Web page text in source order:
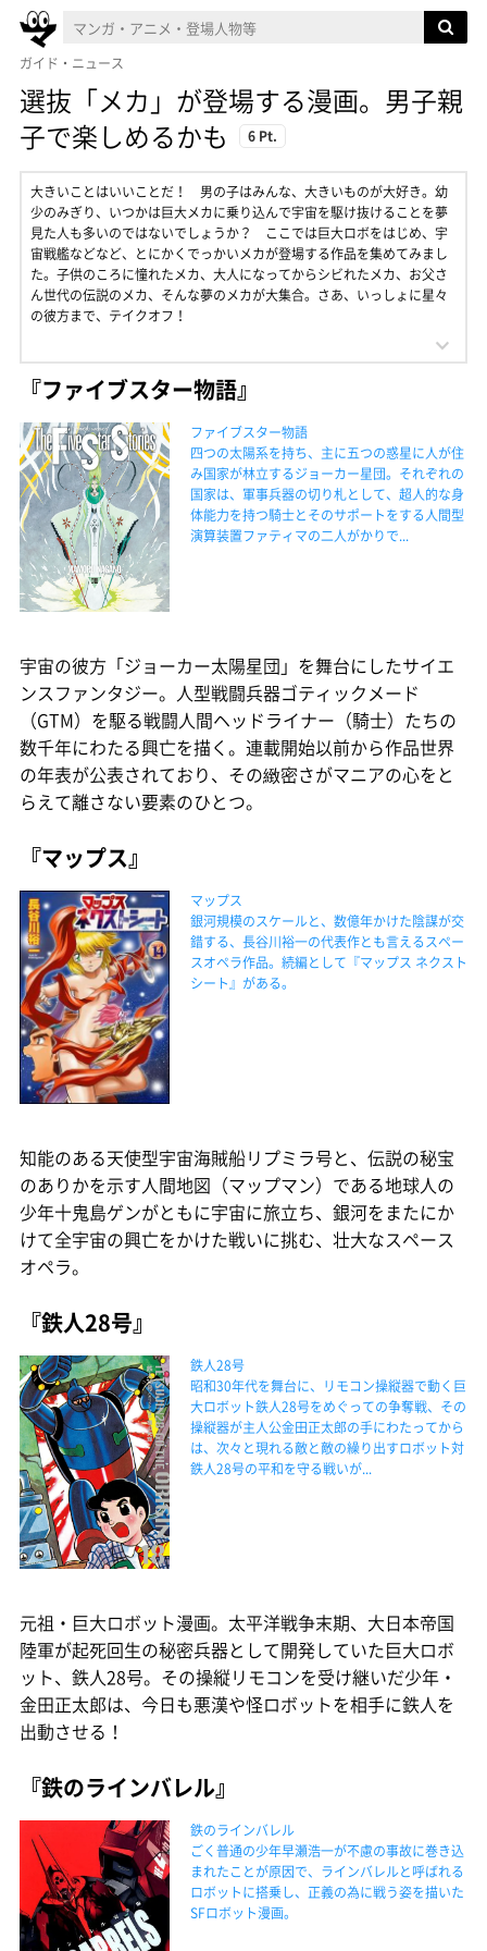
ガイド・ニュース
選抜「メカ」が登場する漫画。男子親
子で楽しめるかも
6 Pt.
大きいことはいいことだ！ 男の子はみんな、大きいものが大好き。幼
少のみぎり、いつかは巨大メカに乗り込んで宇宙を駆け抜けることを夢
見た人も多いのではないでしょうか？ ここでは巨大ロボをはじめ、宇
宙戦艦などなど、とにかくでっかいメカが登場する作品を集めてみまし
た。子供のころに憧れたメカ、大人になってからシビれたメカ、お父さ
ん世代の伝説のメカ、そんな夢のメカが大集合。さあ、いっしょに星々
の彼方まで、テイクオフ！
『ファイブスター物語』
ファイブスター物語
四つの太陽系を持ち、主に五つの惑星に人が住
み国家が林立するジョーカー星団。それぞれの
国家は、軍事兵器の切り札として、超人的な身
体能力を持つ騎士とそのサポートをする人間型
演算装置ファティマの二人がかりで...
宇宙の彼方「ジョーカー太陽星団」を舞台にしたサイエ
ンスファンタジー。人型戦闘兵器ゴティックメード
（GTM）を駆る戦闘人間ヘッドライナー（騎士）たちの
数千年にわたる興亡を描く。連載開始以前から作品世界
の年表が公表されており、その緻密さがマニアの心をと
らえて離さない要素のひとつ。
『マップス』
マップス
銀河規模のスケールと、数億年かけた陰謀が交
錯する、長谷川裕一の代表作とも言えるスペー
スオペラ作品。続編として『マップス ネクスト
シート』がある。
知能のある天使型宇宙海賊船リプミラ号と、伝説の秘宝
のありかを示す人間地図（マップマン）である地球人の
少年十鬼島ゲンがともに宇宙に旅立ち、銀河をまたにか
けて全宇宙の興亡をかけた戦いに挑む、壮大なスペース
オペラ。
『鉄人28号』
鉄人28号
昭和30年代を舞台に、リモコン操縦器で動く巨
大ロボット鉄人28号をめぐっての争奪戦、その
操縦器が主人公金田正太郎の手にわたってから
は、次々と現れる敵と敵の繰り出すロボット対
鉄人28号の平和を守る戦いが...
元祖・巨大ロボット漫画。太平洋戦争末期、大日本帝国
陸軍が起死回生の秘密兵器として開発していた巨大ロボ
ット、鉄人28号。その操縦リモコンを受け継いだ少年・
金田正太郎は、今日も悪漢や怪ロボットを相手に鉄人を
出動させる！
『鉄のラインバレル』
鉄のラインバレル
ごく普通の少年早瀬浩一が不慮の事故に巻き込
まれたことが原因で、ラインバレルと呼ばれる
ロボットに搭乗し、正義の為に戦う姿を描いた
SFロボット漫画。